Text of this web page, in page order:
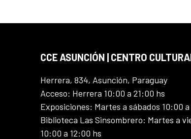
CCE ASUNCIÓN | CENTRO
Herrera, 834, Asunción, Paraguay
Acceso: Herrera 10:00 a 21:00 hs
Exposiciones: Martes a sábados 10:00
Biblioteca Las Sinsombrero: Martes a
10:00 a 12:00 hs